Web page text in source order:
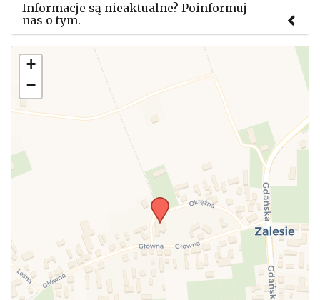
Informacje są nieaktualne? Poinformuj
nas o tym.
Użyj tego formularza aby przesłać informację o
zmianach w powyższym mityngu.
+
−